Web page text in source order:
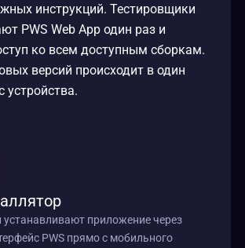
инструкций. Тестировщики
PWS Web App один раз и
ко всем доступным сборкам.
версий происходит в один
устройства.
приложение через
PWS прямо с мобильного